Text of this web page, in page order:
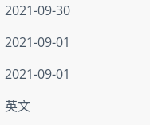
2021-09-30
2021-09-01
2021-09-01
英文